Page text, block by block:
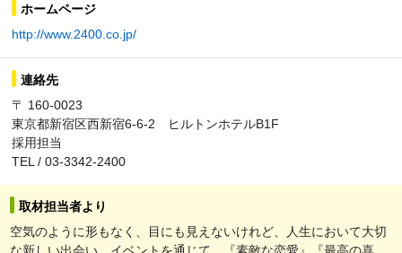
ホームページ
http://www.2400.co.jp/
連絡先
〒 160-0023
東京都新宿区西新宿6-6-2 ヒルトンホテルB1F
採用担当
TEL / 03-3342-2400
取材担当者より
空気のように形もなく、目にも見えないけれど、人生において大切
な新しい出会い。イベントを通じて、『素敵な恋愛』『最高の喜